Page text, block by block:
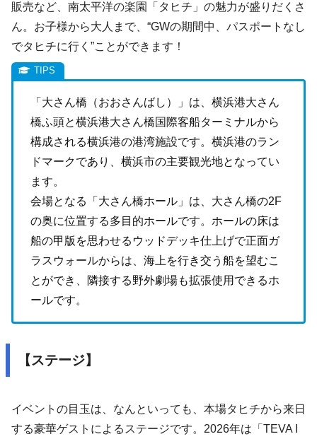
販売など、南太平洋の楽園「タヒチ」の魅力が盛りだくさ
ん。お子様から大人まで、“GWの期間中、パスポートなし
でタヒチに行く”ことができます！
「大さん橋（おおさんばし）」は、横浜港大さん
橋ふ頭と横浜港大さん橋国際客船ターミナルから
構成される横浜港の港湾施設です。横浜港のラン
ドマークであり、横浜市の主要観光地となってい
ます。
会場となる「大さん橋ホール」は、大さん橋の2F
の奥に位置する多目的ホールです。ホールの床は
船の甲版を思わせるウッドデッキ仕上げで正面ガ
ラスウォールからは、海上を行き交う船を望むこ
とができ、隣接する野外劇場も拡張使用できるホ
ールです。
【ステージ】
イベントの目玉は、なんといっても、本場タヒチから来日
する豪華ゲストによるステージです。2026年は「TEVA I